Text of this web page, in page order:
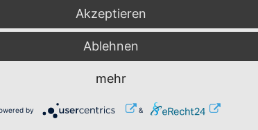
St.-Christophorus-Kirche Breitenbrunn
Haupstr., 169
08359 Breitenbrunn
Alle
KG Breitenbrunn
Hauptstr. 161
08359 Breitenbrunn
Akzeptieren
Ablehnen
mehr
by &